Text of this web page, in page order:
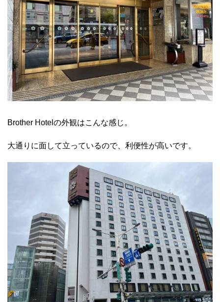
Brother Hotelの外観はこんな感じ。
大通りに面して立っているので、利便性が高いです。